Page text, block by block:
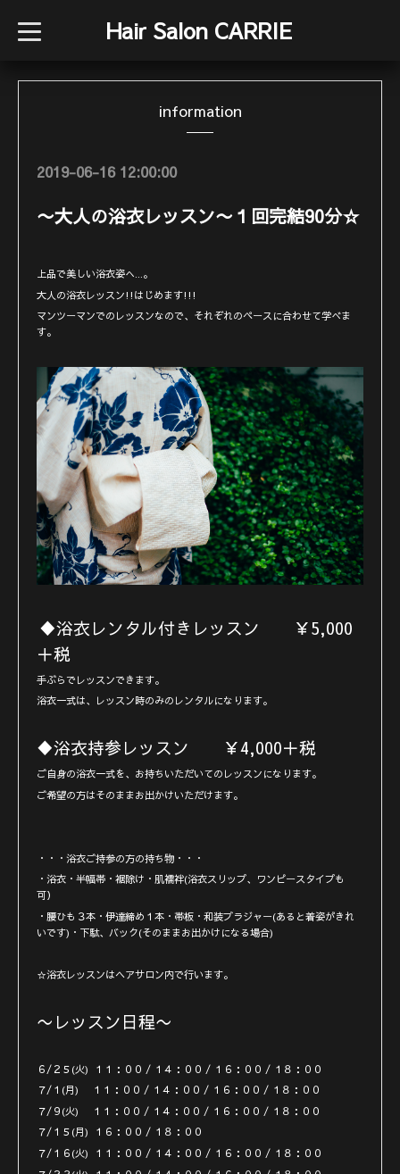
Hair Salon CARRIE
t
o
l
information
2019-06-16 12:00:00
〜大人の浴衣レッスン〜１回完結90分☆
上品で美しい浴衣姿へ...。
大人の浴衣レッスン!!はじめます!!!
マンツーマンでのレッスンなので、それぞれのペースに合わせて学べま
す。
♦︎浴衣レンタル付きレッスン ￥5,000
＋税
手ぶらでレッスンできます。
浴衣一式は、レッスン時のみのレンタルになります。
♦︎浴衣持参レッスン ￥4,000＋税
ご自身の浴衣一式を、お持ちいただいてのレッスンになります。
ご希望の方はそのままお出かけいただけます。
・・・浴衣ご持参の方の持ち物・・・
・浴衣・半幅帯・裾除け・肌襦袢(浴衣スリップ、ワンピースタイプも
可）
・腰ひも３本・伊達締め１本・帯板・和装ブラジャー(あると着姿がきれ
いです)・下駄、バック(そのままお出かけになる場合)
☆浴衣レッスンはヘアサロン内で行います。
〜レッスン日程〜
６/２５(火) １１：００ / １４：００ / １６：００ / １８：００
７/１(月) １１：００ / １４：００ / １６：００ / １８：００
７/９(火) １１：００ / １４：００ / １６：００ / １８：００
７/１５(月) １６：００ / １８：００
７/１６(火) １１：００ / １４：００ / １６：００ / １８：００